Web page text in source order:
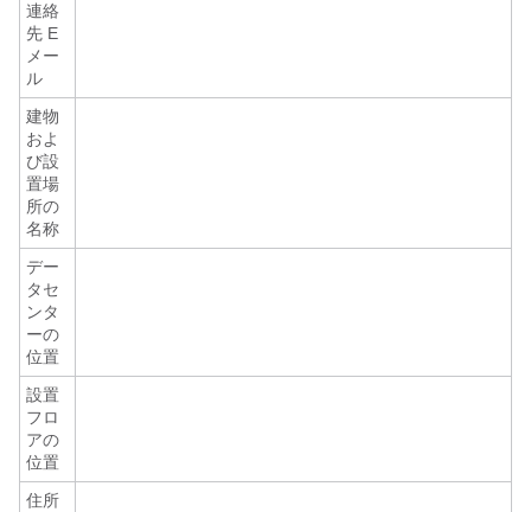
連絡
先 E
メー
ル
建物
およ
び設
置場
所の
名称
デー
タセ
ンタ
ーの
位置
設置
フロ
アの
位置
住所